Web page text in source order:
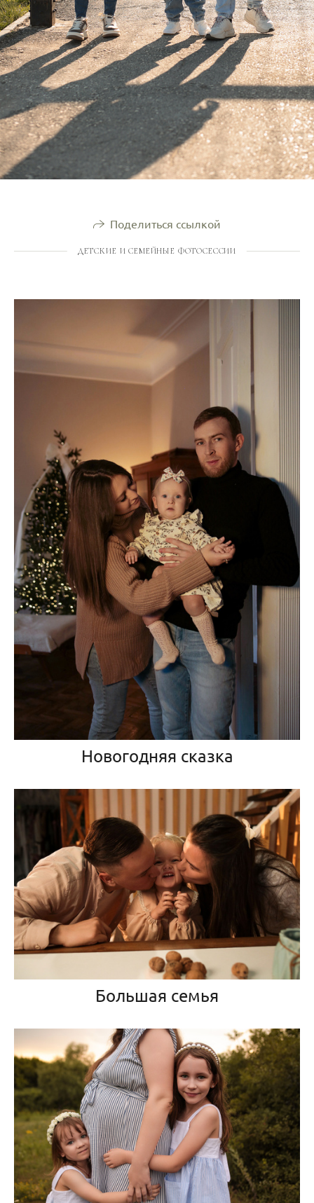
Поделиться ссылкой
ДЕТСКИЕ И СЕМЕЙНЫЕ ФОТОСЕССИИ
Новогодняя сказка
Большая семья